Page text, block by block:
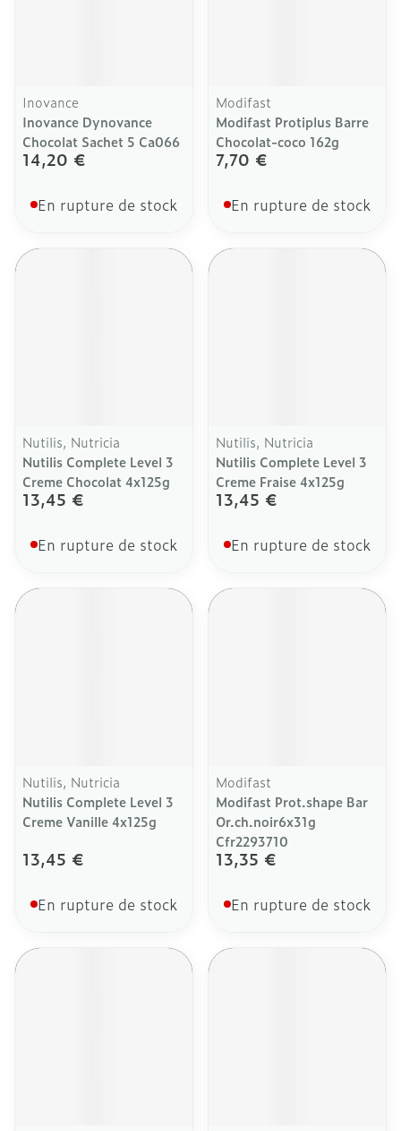
Inovance
Inovance Dynovance
Chocolat Sachet 5 Ca066
14,20 €
En rupture de stock
Modifast
Modifast Protiplus Barre
Chocolat-coco 162g
7,70 €
En rupture de stock
Nutilis, Nutricia
Nutilis Complete Level 3
Creme Chocolat 4x125g
13,45 €
En rupture de stock
Nutilis, Nutricia
Nutilis Complete Level 3
Creme Fraise 4x125g
13,45 €
En rupture de stock
Nutilis, Nutricia
Nutilis Complete Level 3
Creme Vanille 4x125g
13,45 €
En rupture de stock
Modifast
Modifast Prot.shape Bar
Or.ch.noir6x31g
Cfr2293710
13,35 €
En rupture de stock